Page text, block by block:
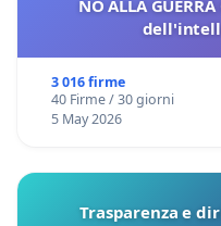
NO ALLA
3 016 firme
40 Firme / 30 giorni
5 May 2026
Trasparenza e